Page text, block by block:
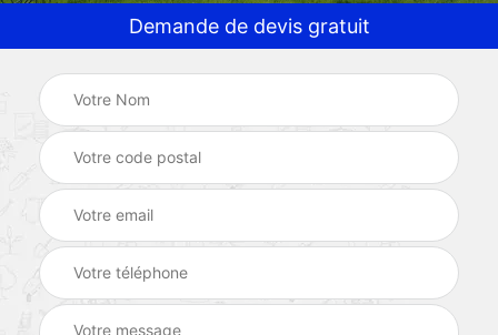
Demande de devis gratuit